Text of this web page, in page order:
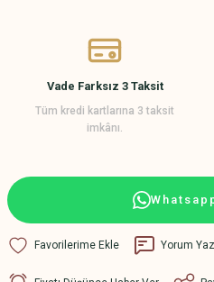
Vade Farksız 3 Taksit
Tüm kredi kartlarına 3 taksit
imkânı.
Yorum Yaz